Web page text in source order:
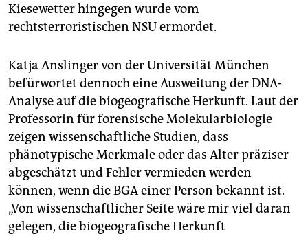
Kiesewetter hingegen wurde vom
rechtsterroristischen NSU ermordet.
Katja Anslinger von der Universität München
befürwortet dennoch eine Ausweitung der DNA-
Analyse auf die biogeografische Herkunft. Laut der
Professorin für forensische Molekularbiologie
zeigen wissenschaftliche Studien, dass
phänotypische Merkmale oder das Alter präziser
abgeschätzt und Fehler vermieden werden
können, wenn die BGA einer Person bekannt ist.
„Von wissenschaftlicher Seite wäre mir viel daran
gelegen, die biogeografische Herkunft